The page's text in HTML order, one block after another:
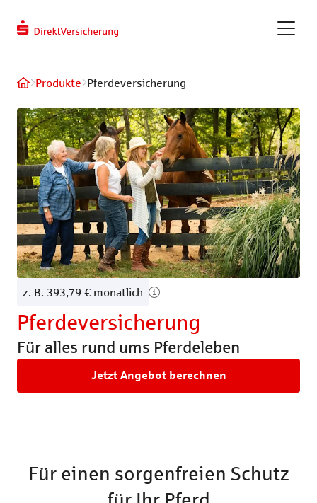
eVB-Nummer
GAPcare – die Kaufpreis­
ReparaturKostenSchutz
Fahrradversicherung
Recht und Haftung
Privathaftpflichtversicherung
Rechtsschutzversicherung
Tiere und
ändern
Produkte Pferde­versicherung
z. B. 393,79 € monatlich
Pferdeversicherung
Für alles rund ums Pferdeleben
Jetzt Angebot berechnen
Für einen sorgenfreien Schutz